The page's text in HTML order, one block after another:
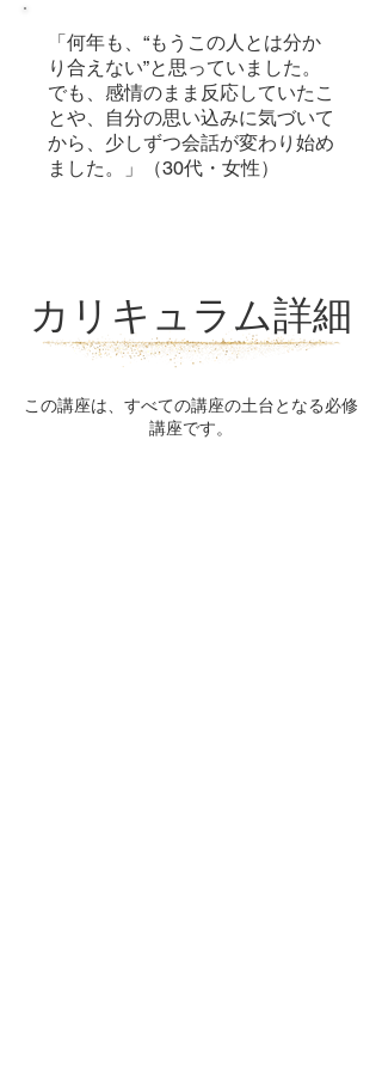
「何年も、“もうこの人とは分か
り合えない”と思っていました。
でも、感情のまま反応していたこ
とや、自分の思い込みに気づいて
から、少しずつ会話が変わり始め
ました。
」（30代・女性）
カリキュラム詳細
この講座は、 すべての講座の土台となる必修
講座です。